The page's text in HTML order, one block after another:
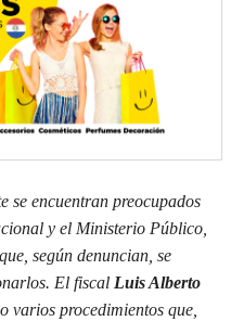
se encuentran preocupados
y el Ministerio Público,
según denuncian, se
El fiscal Luis Alberto
varios procedimientos que,